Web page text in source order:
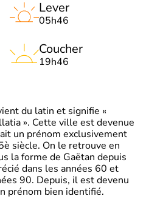
Lever
05h46
Coucher
19h46
du latin et signifie «
». Cette ville est devenue
un prénom exclusivement
siècle. On le retrouve en
la forme de Gaëtan depuis
dans les années 60 et
90. Depuis, il est devenu
prénom bien identifié.